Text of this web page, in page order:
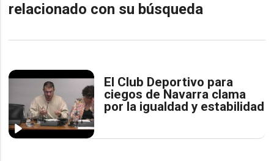
relacionado con su búsqueda
El Club Deportivo para
ciegos de Navarra clama
por la igualdad y estabilidad